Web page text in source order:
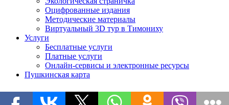
Оцифрованные издания
Методические материалы
Виртуальный 3D тур в Тимониху
Услуги
Бесплатные услуги
Платные услуги
Онлайн-сервисы и электронные ресурсы
Пушкинская карта